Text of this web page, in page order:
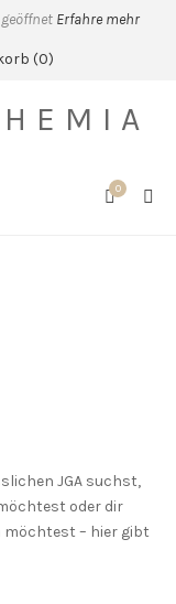
Erfahre mehr
0
0
JGA suchst,
oder dir
möchtest – hier gibt